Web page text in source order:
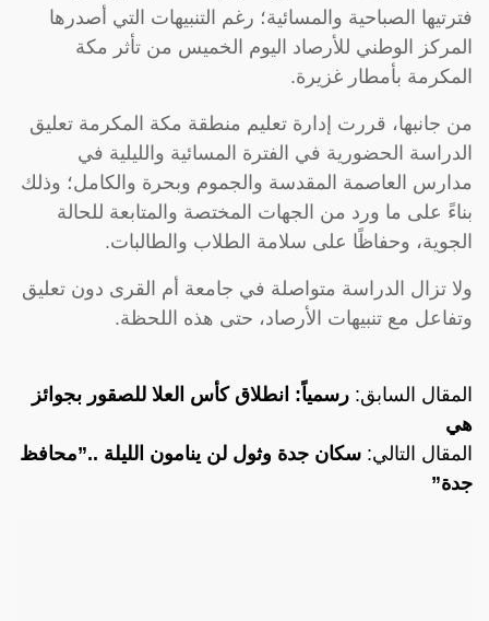
فترتيها الصباحية والمسائية؛ رغم التنبيهات التي أصدرها
المركز الوطني للأرصاد اليوم الخميس من تأثر مكة
المكرمة بأمطار غزيرة.
من جانبها، قررت إدارة تعليم منطقة مكة المكرمة تعليق
الدراسة الحضورية في الفترة المسائية والليلية في
مدارس العاصمة المقدسة والجموم وبحرة والكامل؛ وذلك
بناءً على ما ورد من الجهات المختصة والمتابعة للحالة
الجوية، وحفاظًا على سلامة الطلاب والطالبات.
ولا تزال الدراسة متواصلة في جامعة أم القرى دون تعليق
وتفاعل مع تنبيهات الأرصاد، حتى هذه اللحظة.
المقال السابق: رسمياً: انطلاق كأس العلا للصقور بجوائز
هي
المقال التالي: سكان جدة وثول لن ينامون الليلة ..”محافظ
جدة”